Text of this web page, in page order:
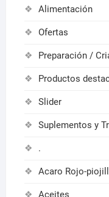
Alimentación
Ofertas
Preparación /
Productos
Slider
Suplementos y
.
Acaro Rojo-
Aceites